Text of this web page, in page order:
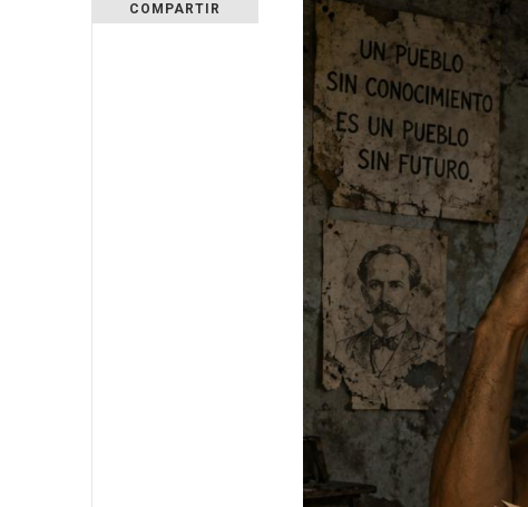
COMPARTIR